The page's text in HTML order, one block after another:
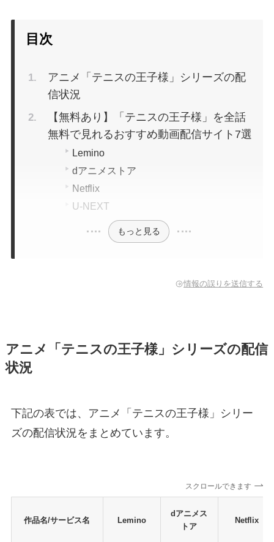
目次
アニメ「テニスの王子様」シリーズの配
信状況
【無料あり】「テニスの王子様」を全話
無料で見れるおすすめ動画配信サイト7選
Lemino
dアニメストア
Netflix
U-NEXT
もっと見る
情報の誤りを送信する
アニメ「テニスの王子様」シリーズの配信
状況
下記の表では、アニメ「テニスの王子様」シリー
ズの配信状況をまとめています。
スクロールできます
作品名/サービス名 Lemino
dアニメス
トア
Netflix